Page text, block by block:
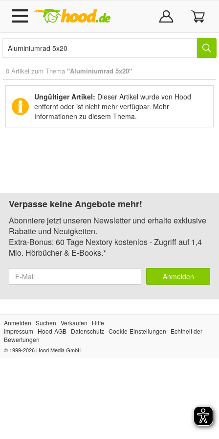
0 Artikel zum Thema "Aluminiumrad 5x20"
Ungültiger Artikel: Dieser Artikel wurde von Hood
entfernt oder ist nicht mehr verfügbar. Mehr
Informationen zu diesem Thema.
Verpasse keine Angebote mehr!
Abonniere jetzt unseren Newsletter und erhalte exklusive
Rabatte und Neuigkeiten.
Extra-Bonus: 60 Tage Nextory kostenlos - Zugriff auf 1,4
Mio. Hörbücher & E-Books.*
Anmelden
Anmelden Suchen Verkaufen
Hilfe
Impressum
Hood-AGB Datenschutz Cookie-Einstellungen
Echtheit der
Bewertungen
© 1999-2026 Hood Media GmbH